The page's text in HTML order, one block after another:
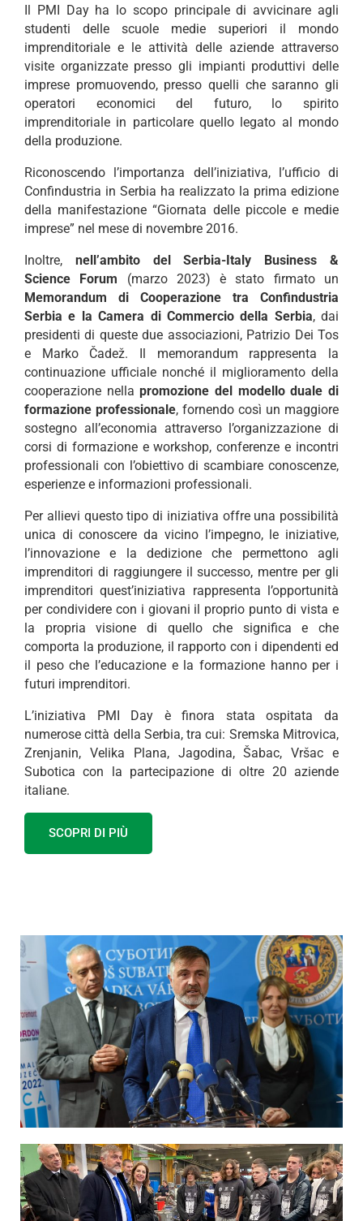
Il PMI Day ha lo scopo principale di avvicinare agli
studenti delle scuole medie superiori il mondo
imprenditoriale e le attività delle aziende attraverso
visite organizzate presso gli impianti produttivi delle
imprese promuovendo, presso quelli che saranno gli
operatori economici del futuro, lo spirito
imprenditoriale in particolare quello legato al mondo
della produzione.
Riconoscendo l’importanza dell’iniziativa, l’ufficio di
Confindustria in Serbia ha realizzato la prima edizione
della manifestazione “Giornata delle piccole e medie
imprese” nel mese di novembre 2016.
Inoltre, nell’ambito del Serbia-Italy Business &
Science Forum (marzo 2023) è stato firmato un
Memorandum di Cooperazione tra Confindustria
Serbia e la Camera di Commercio della Serbia, dai
presidenti di queste due associazioni, Patrizio Dei Tos
e Marko Čadež. Il memorandum rappresenta la
continuazione ufficiale nonché il miglioramento della
cooperazione nellapromozione del modelloduale di
formazione professionale, fornendo così un maggiore
sostegno all’economia attraverso l’organizzazione di
corsi di formazione e workshop, conferenze e incontri
professionali con l’obiettivo di scambiare conoscenze,
esperienze e informazioni professionali.
Per allievi questo tipo di iniziativa offre una possibilità
unica di conoscere da vicino l’impegno, le iniziative,
l’innovazione e la dedizione che permettono agli
imprenditori di raggiungere il successo, mentre per gli
imprenditori quest’iniziativa rappresenta l’opportunità
per condividere con i giovani il proprio punto di vista e
la propria visione di quello che significa e che
comporta la produzione, il rapporto con i dipendenti ed
il peso che l’educazione e la formazione hanno per i
futuri imprenditori.
L’iniziativa PMI Day è finora stata ospitata da
numerose città della Serbia, tra cui: Sremska Mitrovica,
Zrenjanin, Velika Plana, Jagodina, Šabac, Vršac e
Subotica con la partecipazione di oltre 20 aziende
italiane.
SCOPRI DI PIÙ